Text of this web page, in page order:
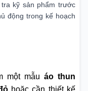
kỹ sản phẩm trước
động trong kế hoạch
một mẫu áo thun
hoặc cần thiết kế